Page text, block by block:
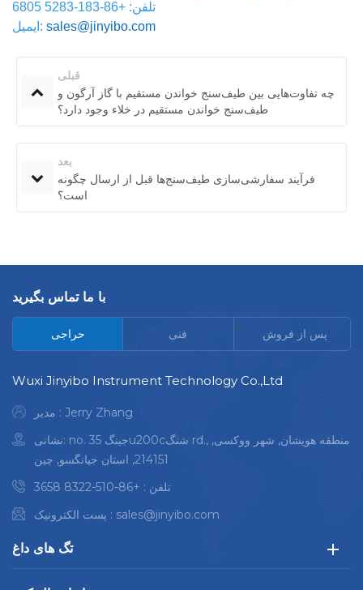
تلفن: +86-183-5283 6805
ایمیل: sales@jinyibo.com
قبلی
چه تفاوت‌هایی بین طیف‌سنج خواندن مستقیم با گاز آرگون و
طیف‌سنج خواندن مستقیم در خلاء وجود دارد؟
بعد
فرآیند سفارشی‌سازی طیف‌سنج‌ها قبل از ارسال چگونه
است؟
با ما تماس بگیرید
حراجی فنی < پس از فروش
Wuxi Jinyibo Instrument Technology Co.,Ltd
مدیر : Jerry Zhang
نشانی: no. 35 جینگu200cشنگ rd., منطقه هویشان, شهر ووکسی,
214151, استان جیانگسو, چین
تلفن : +86-510-8322 3658
پست الکترونیک : sales@jinyibo.com
تگ های داغ